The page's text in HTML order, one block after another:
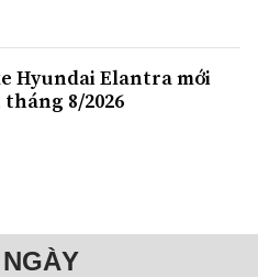
Hyundai Elantra mới
8/2026